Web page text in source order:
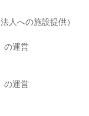
人への施設提供）
の運営
の運営